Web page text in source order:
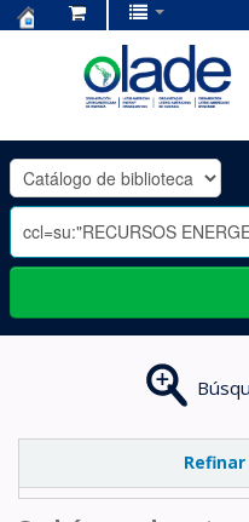
OLADE
-